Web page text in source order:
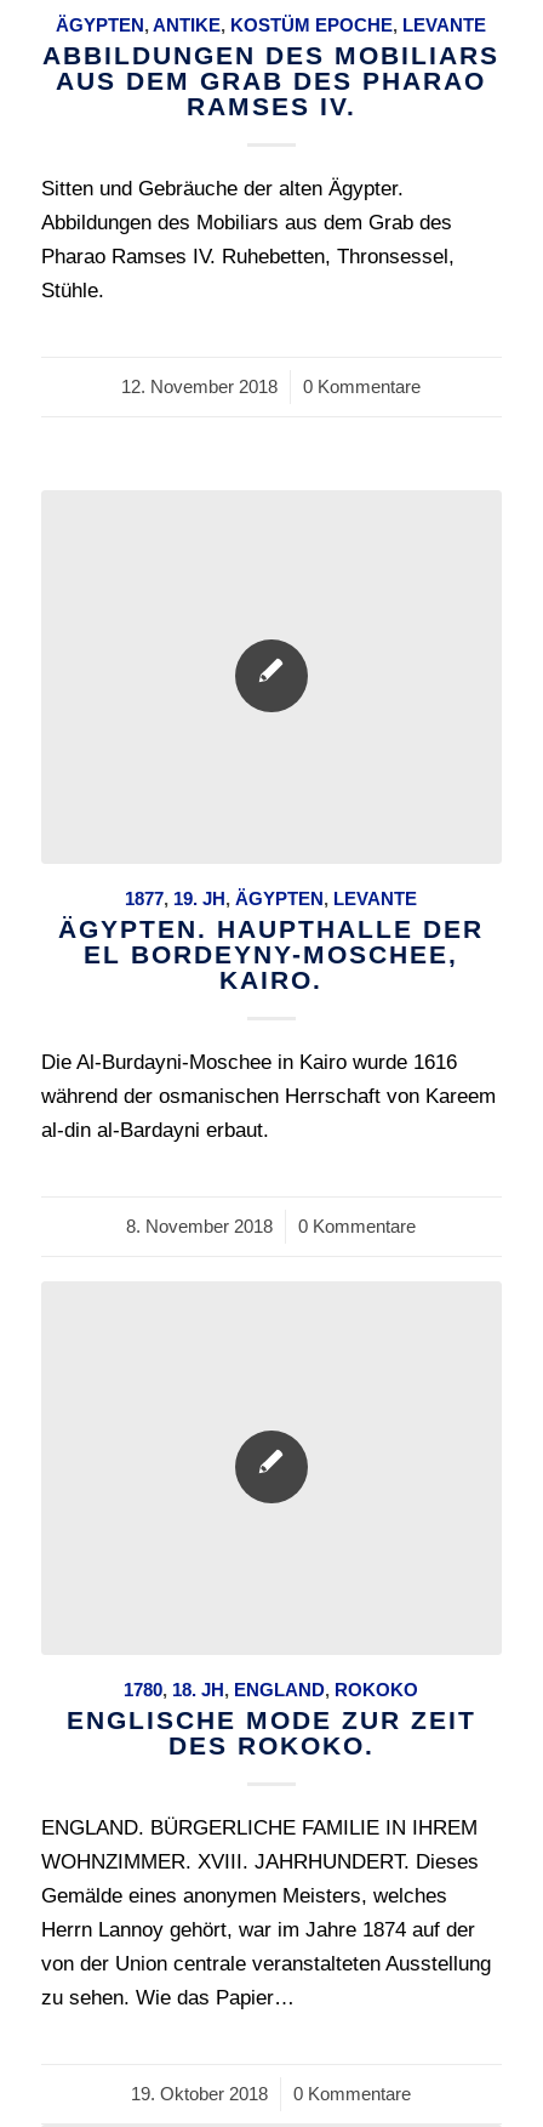
ÄGYPTEN,ANTIKE, KOSTÜM EPOCHE, LEVANTE
ABBILDUNGEN DES MOBILIARS
AUS DEM GRAB DES PHARAO
RAMSES IV.
Sitten und Gebräuche der alten Ägypter.
Abbildungen des Mobiliars aus dem Grab des
Pharao Ramses IV. Ruhebetten, Thronsessel,
Stühle.
12. November 2018
/ 0 Kommentare
1877, 19. JH,ÄGYPTEN, LEVANTE
ÄGYPTEN. HAUPTHALLE DER
EL BORDEYNY-MOSCHEE,
KAIRO.
Die Al-Burdayni-Moschee in Kairo wurde 1616
während der osmanischen Herrschaft von Kareem
al-din al-Bardayni erbaut.
8. November 2018
/ 0 Kommentare
1780, 18. JH , ENGLAND, ROKOKO
ENGLISCHE MODE ZUR ZEIT
DES ROKOKO.
ENGLAND. BÜRGERLICHE FAMILIE IN IHREM
WOHNZIMMER. XVIII. JAHRHUNDERT. Dieses
Gemälde eines anonymen Meisters, welches
Herrn Lannoy gehört, war im Jahre 1874 auf der
von der Union centrale veranstalteten Ausstellung
zu sehen. Wie das Papier…
19. Oktober 2018
/ 0 Kommentare